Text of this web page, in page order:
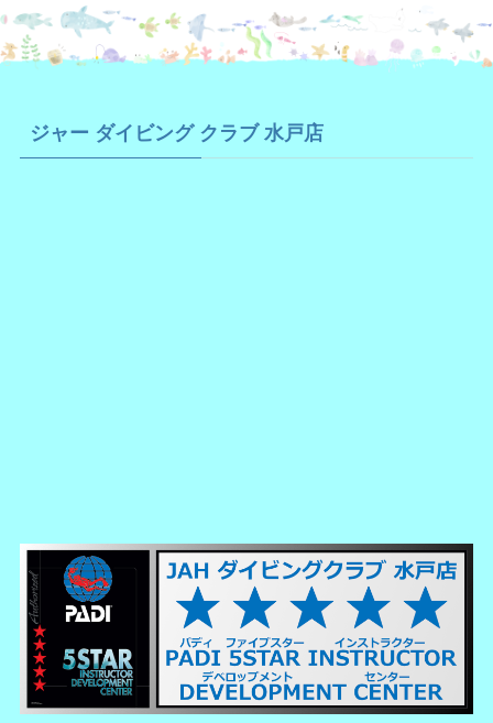
ジャー ダイビング クラブ 水戸店